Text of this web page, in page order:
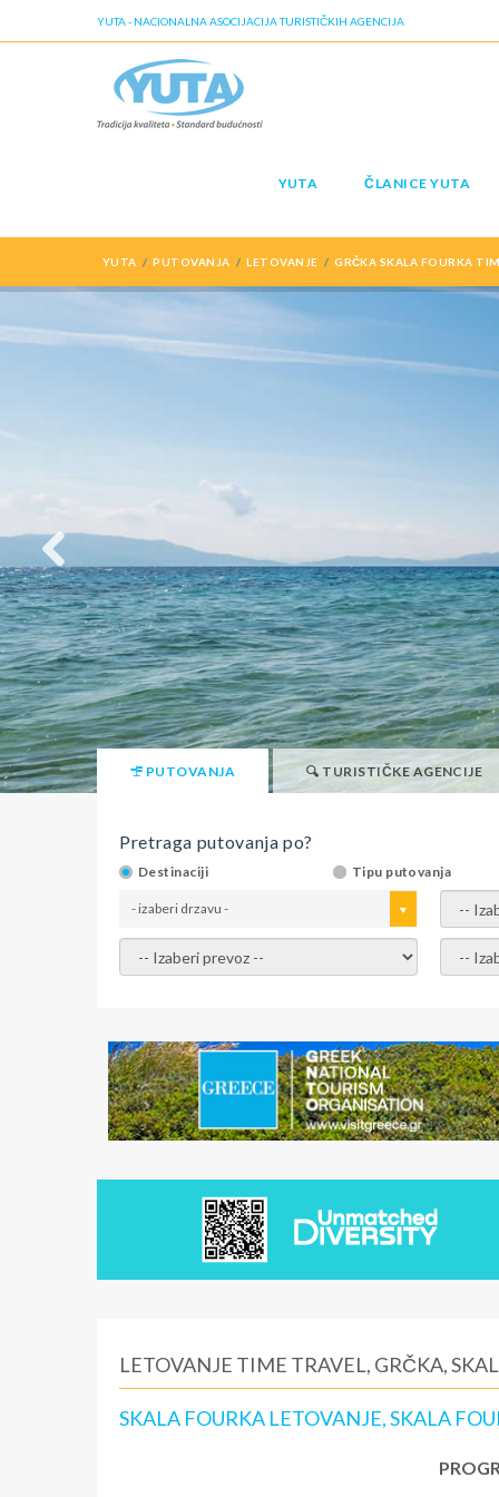
YUTA - NACIONALNA ASOCIJACIJA TURISTIČKIH AGENCIJA
YUTA ČLANICE YUTA
YUTA PUTOVANJA LETOVANJE GRČKA SKALA FOURKA
PUTOVANJA TURISTIČKE AGENCIJE
Pretraga putovanja po?
Destinaciji Tipu putovanja
- izaberi drzavu - -
- izaberi prevoz - -
LETOVANJE TIME TRAVEL, GRČKA,
SKALA FOURKA LETOVANJE, SKALA